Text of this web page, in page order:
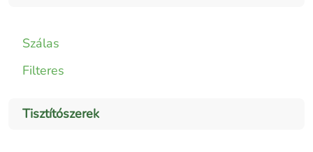
Szálas
Filteres
Tisztítószerek